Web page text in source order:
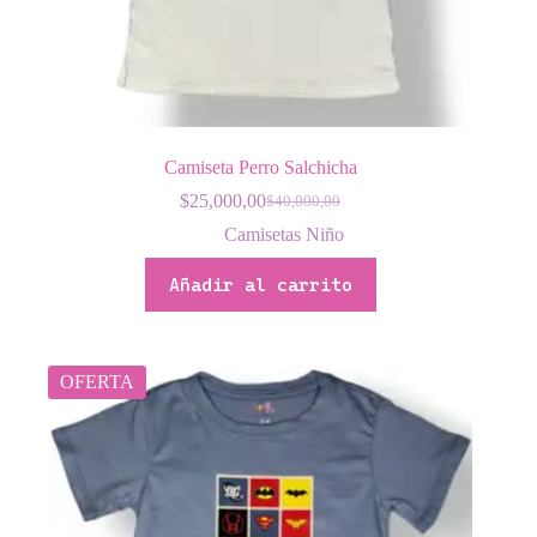
Camiseta Perro Salchicha
$40,000,00
El
precio
original
era:
$40,000,00.
$25,000,00El
precio
actual
es:
$25,000,00.
Camisetas Niño
Añadir al carrito
OFERTA